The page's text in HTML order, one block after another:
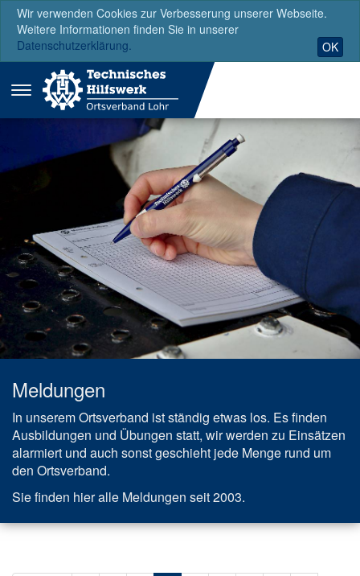
Wir verwenden Cookies zur Verbesserung unserer Webseite.
Weitere Informationen finden Sie in unserer
Datenschutzerklärung.
OK
Menü
ausklappen
Meldungen
In unserem Ortsverband ist ständig etwas los. Es finden
Ausbildungen und Übungen statt, wir werden zu Einsätzen
alarmiert und auch sonst geschieht jede Menge rund um
den Ortsverband.
Sie finden hier alle Meldungen seit 2003.